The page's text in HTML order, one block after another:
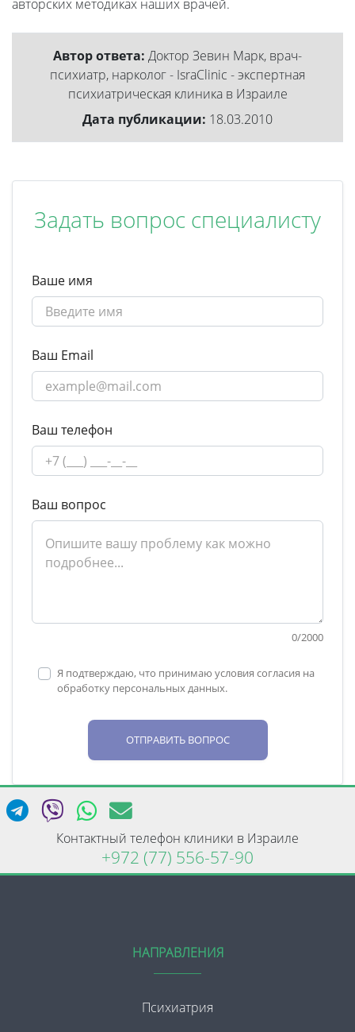
авторских методиках наших врачей.
Автор ответа: Доктор Зевин Марк, врач-
психиатр, нарколог - IsraClinic - экспертная
психиатрическая клиника в Израиле
Дата публикации: 18.03.2010
Задать вопрос специалисту
Ваше имя
Ваш Email
Ваш телефон
Ваш вопрос
0/2000
Я подтверждаю, что принимаю условия согласия на
обработку персональных данных.
ОТПРАВИТЬ ВОПРОС
Контактный телефон клиники в Израиле
+972 (77) 556-57-90
НАПРАВЛЕНИЯ
Психиатрия